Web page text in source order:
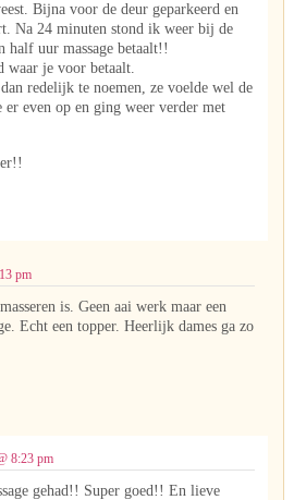
Bijna voor de deur geparkeerd en
Na 24 minuten stond ik weer bij de
half uur massage betaalt!!
je voor betaalt.
redelijk te noemen, ze voelde wel de
er even op en ging weer verder met
pm
is. Geen aai werk maar een
Echt een topper. Heerlijk dames ga zo
8:23 pm
gehad!! Super goed!! En lieve